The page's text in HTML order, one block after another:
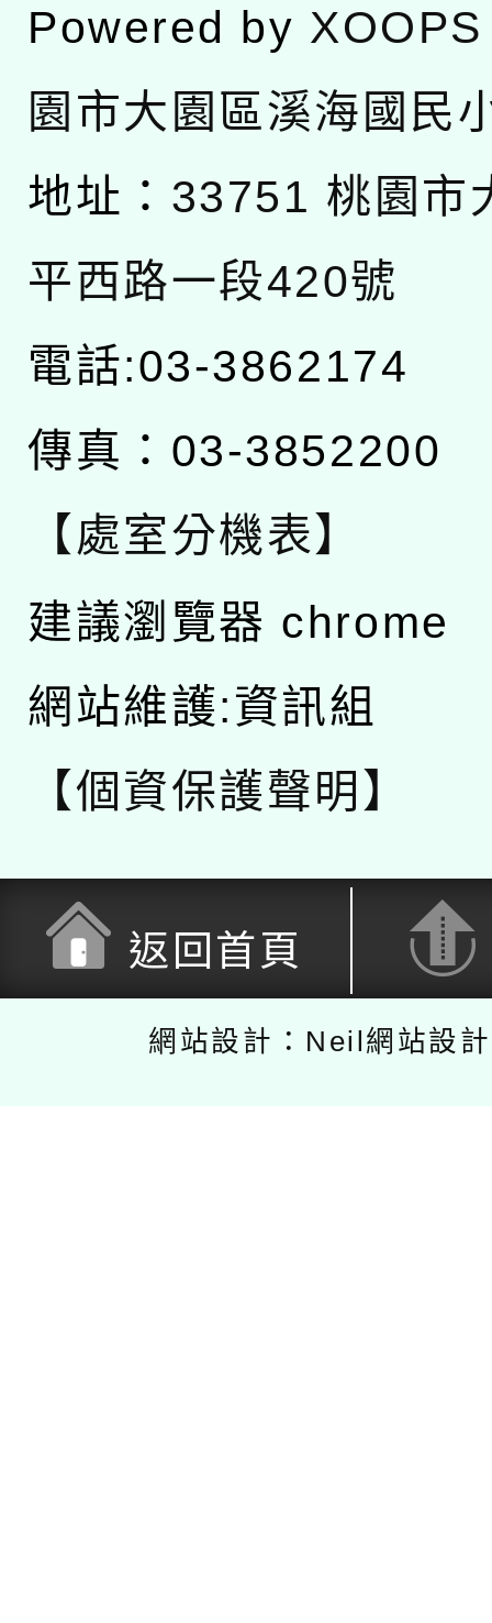
Powered by XOOPS
園市大園區溪海國民
地址： 33751 桃園市
平西路一段420號
電話:03-3862174
傳真：03-3852200
【處室分機表】
建議瀏覽器 chrome
網站維護:資訊組
【個資保護聲明】
返回首頁
網站設計：Neil網站設